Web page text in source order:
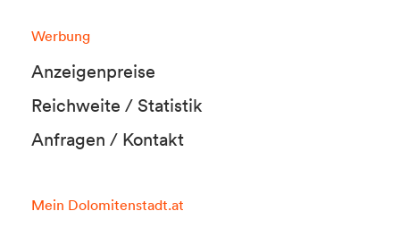
Werbung
Anzeigenpreise
Reichweite / Statistik
Anfragen / Kontakt
Mein Dolomitenstadt.at